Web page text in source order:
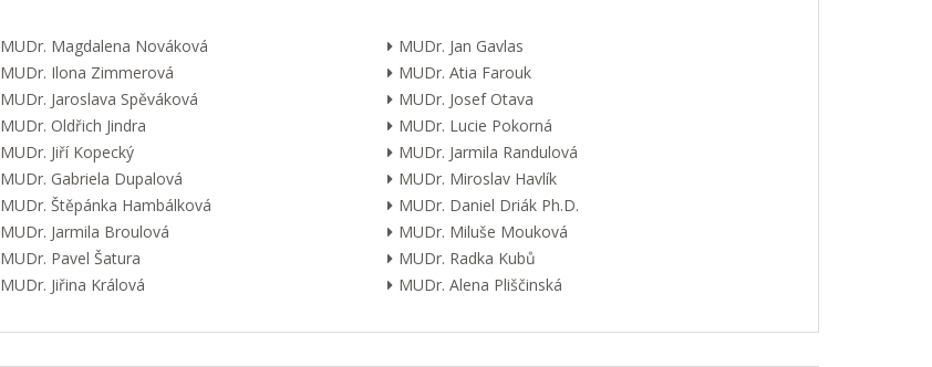
MUDr. Magdalena Nováková
MUDr. Jan Gavlas
MUDr. Ilona Zimmerová
MUDr. Atia Farouk
MUDr. Jaroslava Spěváková
MUDr. Josef Otava
MUDr. Oldřich Jindra
MUDr. Lucie Pokorná
MUDr. Jiří Kopecký
MUDr. Jarmila Randulová
MUDr. Gabriela Dupalová
MUDr. Miroslav Havlík
MUDr. Štěpánka Hambálková
MUDr. Daniel Driák Ph.D.
MUDr. Jarmila Broulová
MUDr. Miluše Mouková
MUDr. Pavel Šatura
MUDr. Radka Kubů
MUDr. Jiřina Králová MUDr. Alena Pliščinská